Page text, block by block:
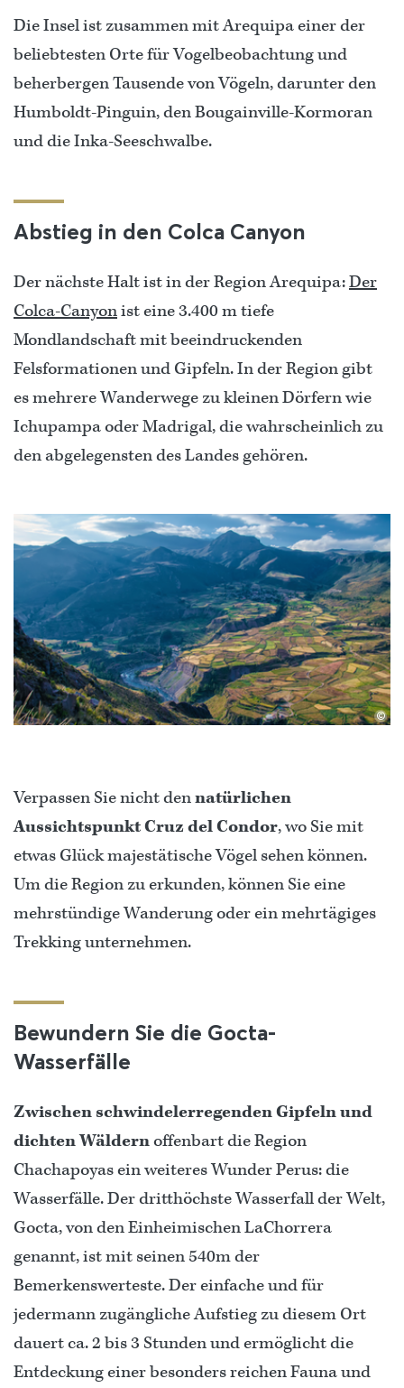
Die Insel ist zusammen mit Arequipa einer der
beliebtesten Orte für Vogelbeobachtung und
beherbergen Tausende von Vögeln, darunter den
Humboldt-Pinguin, den Bougainville-Kormoran
und die Inka-Seeschwalbe.
Abstieg in den Colca Canyon
Der nächste Halt ist in der Region Arequipa:Der
Colca-Canyonist eine 3.400 m tiefe
Mondlandschaft mit beeindruckenden
Felsformationen und Gipfeln. In der Region gibt
es mehrere Wanderwege zu kleinen Dörfern wie
Ichupampa oder Madrigal, die wahrscheinlich zu
den abgelegensten des Landes gehören.
©
Verpassen Sie nicht dennatürlichen
Aussichtspunkt Cruz del Condor, wo Sie mit
etwas Glück majestätische Vögel sehen können.
Um die Region zu erkunden, können Sie eine
mehrstündige Wanderung oder ein mehrtägiges
Trekking unternehmen.
Bewundern Sie die Gocta-
Wasserfälle
Zwischen schwindelerregenden Gipfeln und
dichten Wäldernoffenbart die Region
Chachapoyas ein weiteres Wunder Perus: die
Wasserfälle. Der dritthöchste Wasserfall der Welt,
Gocta, von den Einheimischen LaChorrera
genannt, ist mit seinen 540m der
Bemerkenswerteste. Der einfache und für
jedermann zugängliche Aufstieg zu diesem Ort
dauert ca. 2 bis 3 Stunden und ermöglicht die
Entdeckung einer besonders reichen Fauna und